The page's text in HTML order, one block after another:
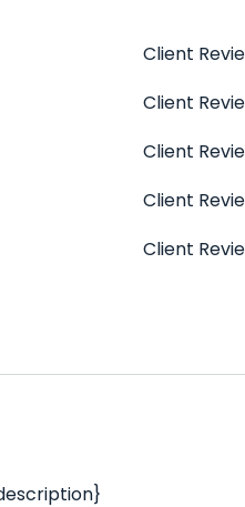
Client
Client
Client
Client
Client